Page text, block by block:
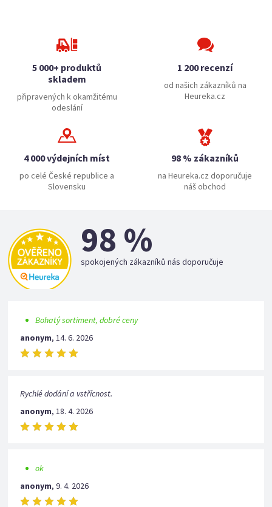
5 000+ produktů
skladem
připravených k okamžitému
odeslání
1 200 recenzí
od našich zákazníků na
Heureka.cz
4 000 výdejních míst
po celé České republice a
Slovensku
98 % zákazníků
na Heureka.cz doporučuje
náš obchod
98 %
spokojených zákazníků nás doporučuje
Bohatý sortiment, dobré ceny
anonym,14. 6. 2026
Rychlé dodání a vstřícnost.
anonym,18. 4. 2026
ok
anonym,9. 4. 2026